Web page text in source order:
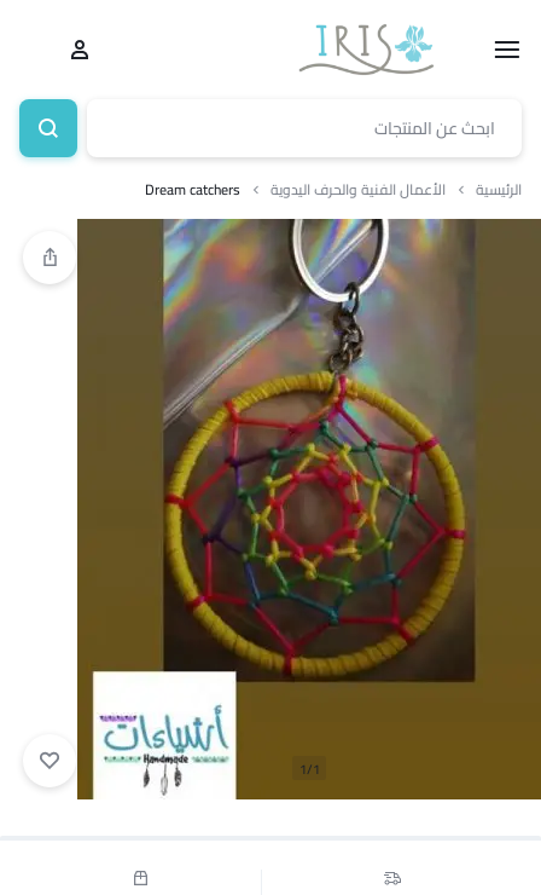
الرئيسية الأعمال الفنية والحرف اليدوية Dream catchers
1/1